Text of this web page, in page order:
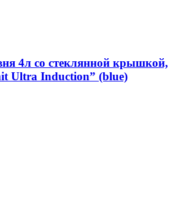
4л со стеклянной крышкой,
Ultra Induction” (blue)